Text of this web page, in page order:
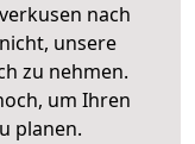
nach
unsere
zu nehmen.
um Ihren
planen.